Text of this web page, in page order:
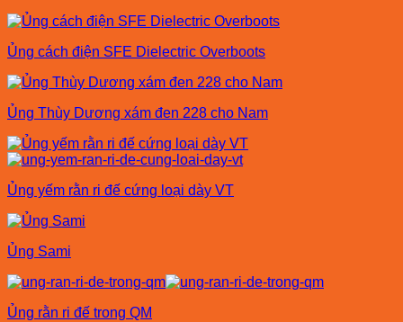
Ủng cách điện SFE Dielectric Overboots
Ủng Thùy Dương xám đen 228 cho Nam
Ủng yếm rằn ri đế cứng loại dày VT
Ủng Sami
Ủng rằn ri đế trong QM